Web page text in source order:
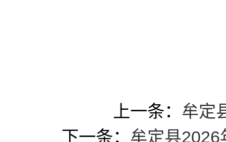
上一条： 牟定
下一条： 牟定县2026